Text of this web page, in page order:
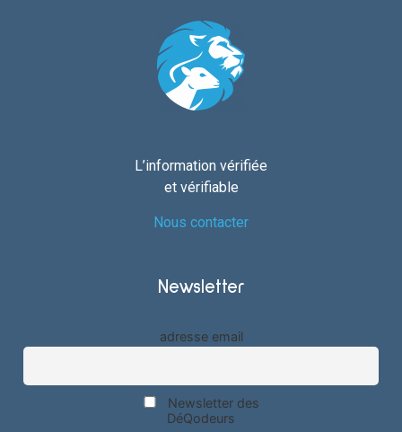
L’information vérifiée
et vérifiable
Nous contacter
Newsletter
adresse email
Newsletter des
DéQodeurs